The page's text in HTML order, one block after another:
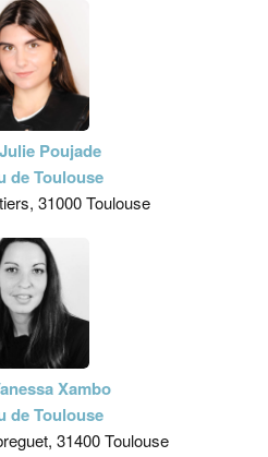
Poujade
de Toulouse
31000 Toulouse
Xambo
de Toulouse
31400 Toulouse